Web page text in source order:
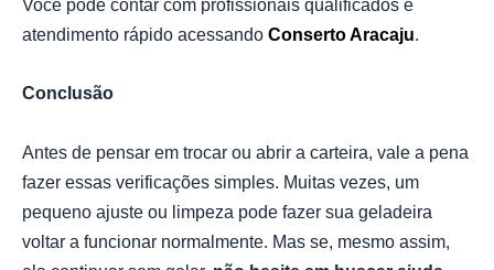
Você pode contar com profissionais qualificados e
atendimento rápido acessando Conserto Aracaju.
Conclusão
Antes de pensar em trocar ou abrir a carteira, vale a pena
fazer essas verificações simples. Muitas vezes, um
pequeno ajuste ou limpeza pode fazer sua geladeira
voltar a funcionar normalmente. Mas se, mesmo assim,